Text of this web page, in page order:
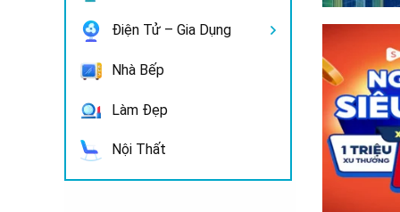
Điện Tử – Gia Dụng
Nhà Bếp
Làm Đẹp
Nội Thất